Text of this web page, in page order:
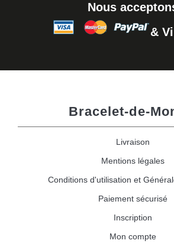
Nous
&
Bracelet-de-
Livraison
Mentions légales
Conditions d'utilisation et
Paiement sécurisé
Inscription
Mon compte